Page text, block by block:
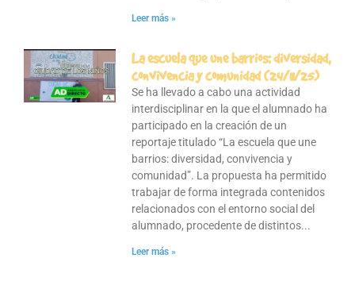
Leer más »
La escuela que une barrios: diversidad,
convivencia y comunidad (24/11/25)
Se ha llevado a cabo una actividad
interdisciplinar en la que el alumnado ha
participado en la creación de un
reportaje titulado “La escuela que une
barrios: diversidad, convivencia y
comunidad”. La propuesta ha permitido
trabajar de forma integrada contenidos
relacionados con el entorno social del
alumnado, procedente de distintos
Leer más »